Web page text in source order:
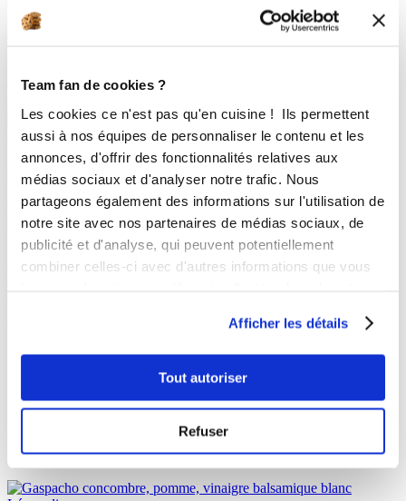
Team fan de cookies ?
Les cookies ce n'est pas qu'en cuisine ! Ils permettent
aussi à nos équipes de personnaliser le contenu et les
annonces, d'offrir des fonctionnalités relatives aux
médias sociaux et d'analyser notre trafic. Nous
partageons également des informations sur l'utilisation de
notre site avec nos partenaires de médias sociaux, de
publicité et d'analyse, qui peuvent potentiellement
combiner celles-ci avec d'autres informations que vous
Afficher les détails
Tout autoriser
Refuser
15s
contenu de l'assiette.
45s
Mettre la préparation dans le moule bûche. Mettre à cuire 50 minutes
à 180°. Laissez refroidir et dressez sur le plat de service. Servir tiède
ou froid.
Bon appétit !
Les bons produits pour réussir
Moule à bûche OHRA®
Vous aimerez aussi ...